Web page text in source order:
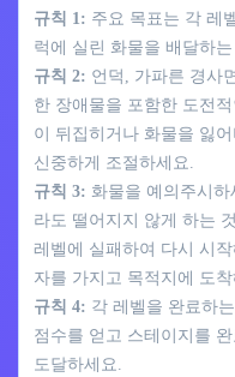
규칙 1: 주요 목표는 각 레
럭에 실린 화물을 배달하는
규칙 2: 언덕, 가파른 경사
한 장애물을 포함한 도전
이 뒤집히거나 화물을 잃
신중하게 조절하세요.
규칙 3: 화물을 예의주시
라도 떨어지지 않게 하는
레벨에 실패하여 다시 시
자를 가지고 목적지에 도착
규칙 4: 각 레벨을 완료하
점수를 얻고 스테이지를
도달하세요.